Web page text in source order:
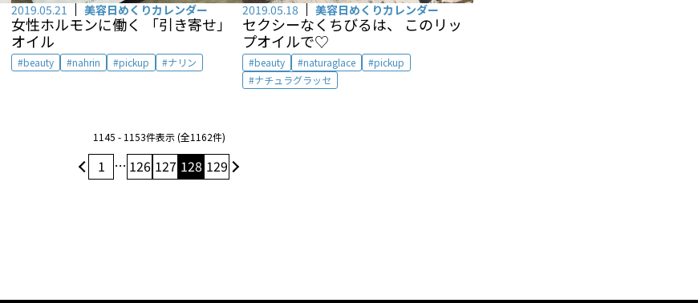
2019.05.21 美容日めくりカレンダー
女性ホルモンに働く 「引き寄せ」
オイル
beauty nahrin pickup ナリン
2019.05.18 美容日めくりカレンダー
セクシーなくちびるは、 このリッ
プオイルで♡
beauty naturaglace
pickup
ナチュラグラッセ
1145 - 1153件表示 (全1162件)
1 … 126 127 128 129